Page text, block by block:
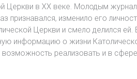
в XX веке. Молодым
признавался, изменило его
Церкви и смело делился ей.
информацию о жизни
реализовать и в